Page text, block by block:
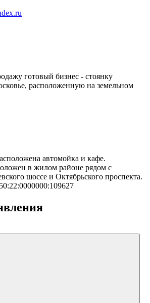
готовый бизнес - стоянку
расположенную на земельном
автомойка и кафе.
в жилом районе рядом с
шоссе и Октябрьского проспекта.